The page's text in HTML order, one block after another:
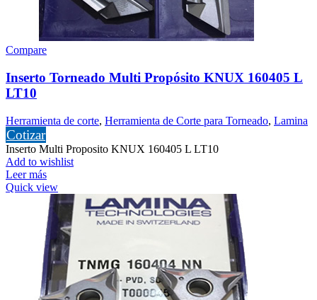
Compare
Inserto Torneado Multi Propósito KNUX 160405 L
LT10
Herramienta de corte, Herramienta de Corte para Torneado, Lamina
Cotizar
Inserto Multi Proposito KNUX 160405 L LT10
Add to wishlist
Leer más
Quick view